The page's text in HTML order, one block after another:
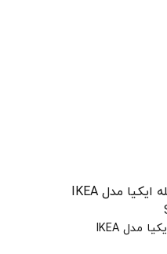
لوستر 7 شعله ایکیا مدل IKEA